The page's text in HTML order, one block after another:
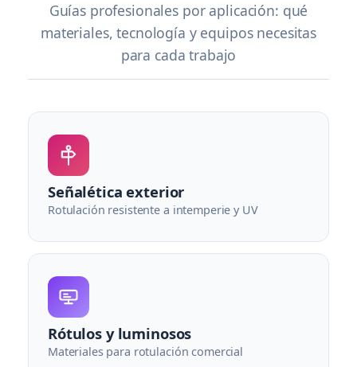
Guías profesionales por aplicación: qué
materiales, tecnología y equipos necesitas
para cada trabajo
Señalética exterior
Rotulación resistente a intemperie y UV
Rótulos y luminosos
Materiales para rotulación comercial